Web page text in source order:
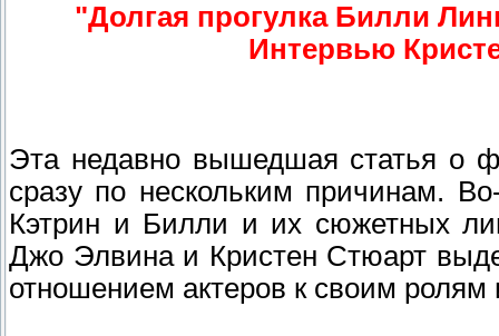
"Долгая прогулка Билли
Интервью
Эта недавно вышедшая статья о
сразу по нескольким причинам.
Кэтрин и Билли и их сюжетных
Джо Элвина и Кристен Стюарт
отношением актеров к своим